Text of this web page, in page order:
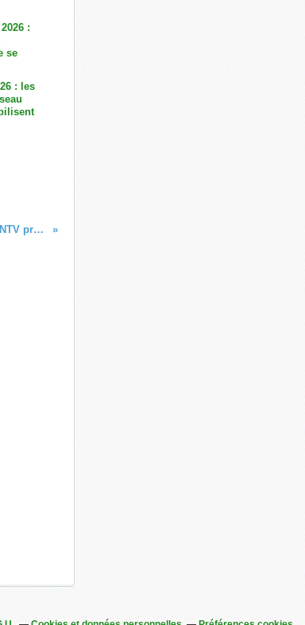
: les
À l’occasion des 30 ans du label Monoï de Tahiti, TNTV proposera une série de programmes consacrés à cette huile de soin naturelle !